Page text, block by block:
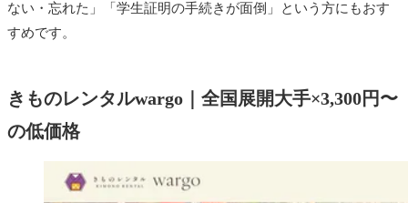
ない・忘れた」「学生証明の手続きが面倒」という方にもおす
すめです。
きものレンタルwargo｜全国展開大手×3,300円〜
の低価格